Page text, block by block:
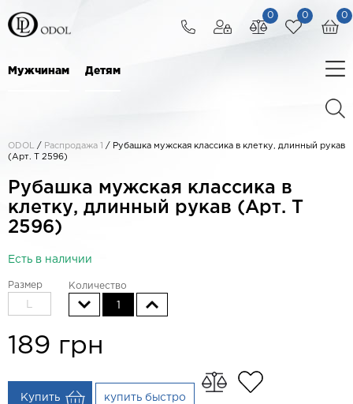
0
0
0
Мужчинам Детям
ODOL / Распродажа 1 / Рубашка мужская классика в клетку, длинный рукав
(Арт. T 2596)
Рубашка мужская классика в
клетку, длинный рукав (Арт. T
2596)
Есть в наличии
Размер Количество
189 грн
Купить купить быстро